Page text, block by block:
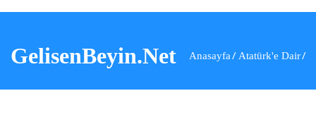
GelisenBeyin.Net Anasayfa Atatürk'e Dair